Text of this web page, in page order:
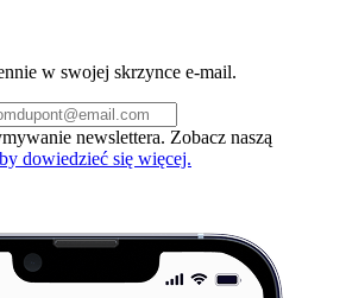
w swojej skrzynce e-mail.
newslettera. Zobacz naszą
dowiedzieć się więcej.